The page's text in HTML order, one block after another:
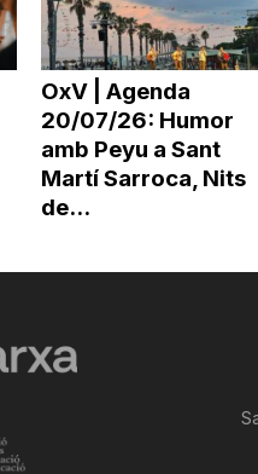
OxV | Agenda
20/07/26: Humor
amb Peyu a Sant
Martí Sarroca, Nits
de...